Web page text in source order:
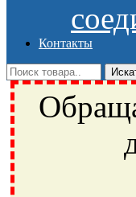
Контакты